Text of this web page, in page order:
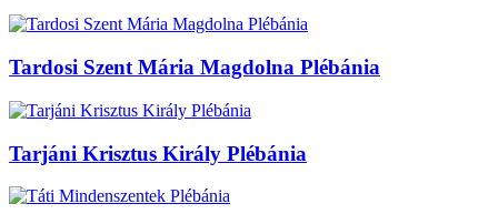
Tardosi Szent Mária Magdolna Plébánia
Tarjáni Krisztus Király Plébánia